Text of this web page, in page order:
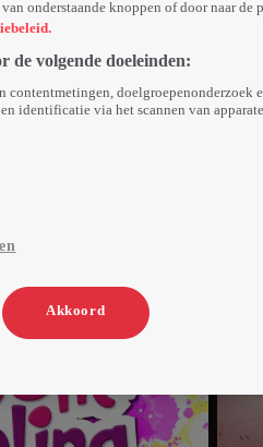
onderstaande knoppen of door naar de
de volgende doeleinden:
contentmetingen, doelgroepenonderzoek
identificatie via het scannen van
Akkoord